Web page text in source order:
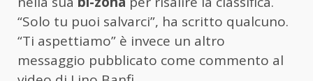
“Solo tu puoi salvarci”, ha scritto qualcuno.
“Ti aspettiamo” è invece un altro
messaggio pubblicato come commento al